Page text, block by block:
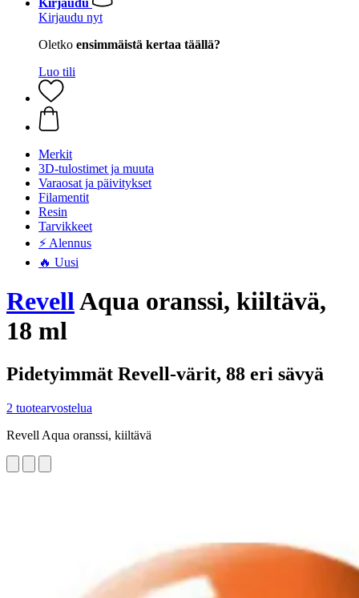
Kirjaudu
Kirjaudu nyt
Oletko ensimmäistä kertaa täällä?
Luo tili
Merkit
3D-tulostimet ja muuta
Varaosat ja päivitykset
Filamentit
Resin
Tarvikkeet
⚡ Alennus
🔥 Uusi
RevellAqua oranssi, kiiltävä,
18 ml
Pidetyimmät Revell-värit, 88 eri sävyä
2 tuotearvostelua
Revell Aqua oranssi, kiiltävä